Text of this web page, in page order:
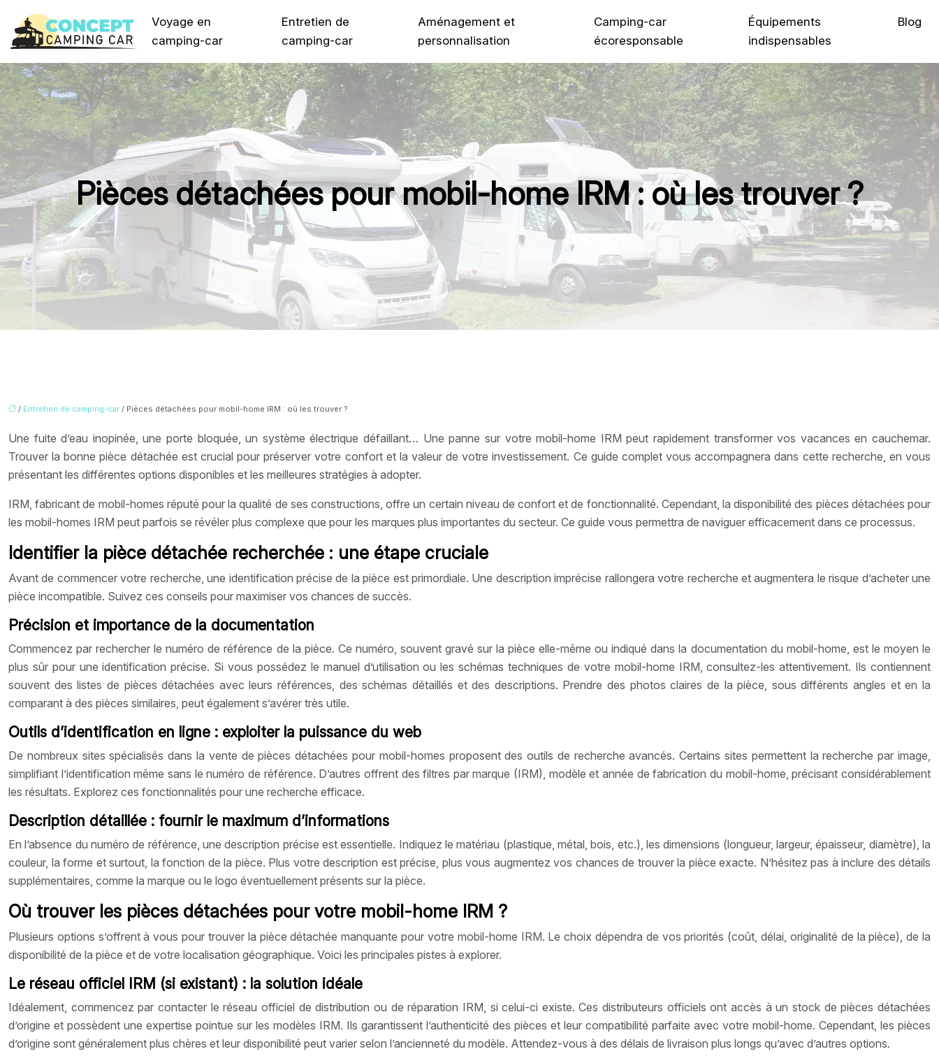
Voyage en
camping-car
Entretien de
camping-car
Aménagement et
personnalisation
Camping-car
écoresponsable
Équipements
indispensables
Blog
Pièces détachées pour mobil-home IRM : où les trouver ?
/ Entretien de camping-car / Pièces détachées pour mobil-home IRM : où les trouver ?
Une fuite d’eau inopinée, une porte bloquée, un système électrique défaillant… Une panne sur votre mobil-home IRM peut rapidement transformer vos vacances en cauchemar.
Trouver la bonne pièce détachée est crucial pour préserver votre confort et la valeur de votre investissement. Ce guide complet vous accompagnera dans cette recherche, en vous
présentant les différentes options disponibles et les meilleures stratégies à adopter.
IRM, fabricant de mobil-homes réputé pour la qualité de ses constructions, offre un certain niveau de confort et de fonctionnalité. Cependant, la disponibilité des pièces détachées pour
les mobil-homes IRM peut parfois se révéler plus complexe que pour les marques plus importantes du secteur. Ce guide vous permettra de naviguer efficacement dans ce processus.
Identifier la pièce détachée recherchée : une étape cruciale
Avant de commencer votre recherche, une identification précise de la pièce est primordiale. Une description imprécise rallongera votre recherche et augmentera le risque d’acheter une
pièce incompatible. Suivez ces conseils pour maximiser vos chances de succès.
Précision et importance de la documentation
Commencez par rechercher le numéro de référence de la pièce. Ce numéro, souvent gravé sur la pièce elle-même ou indiqué dans la documentation du mobil-home, est le moyen le
plus sûr pour une identification précise. Si vous possédez le manuel d’utilisation ou les schémas techniques de votre mobil-home IRM, consultez-les attentivement. Ils contiennent
souvent des listes de pièces détachées avec leurs références, des schémas détaillés et des descriptions. Prendre des photos claires de la pièce, sous différents angles et en la
comparant à des pièces similaires, peut également s’avérer très utile.
Outils d’identification en ligne : exploiter la puissance du web
De nombreux sites spécialisés dans la vente de pièces détachées pour mobil-homes proposent des outils de recherche avancés. Certains sites permettent la recherche par image,
simplifiant l’identification même sans le numéro de référence. D’autres offrent des filtres par marque (IRM), modèle et année de fabrication du mobil-home, précisant considérablement
les résultats. Explorez ces fonctionnalités pour une recherche efficace.
Description détaillée : fournir le maximum d’informations
En l’absence du numéro de référence, une description précise est essentielle. Indiquez le matériau (plastique, métal, bois, etc.), les dimensions (longueur, largeur, épaisseur, diamètre), la
couleur, la forme et surtout, la fonction de la pièce. Plus votre description est précise, plus vous augmentez vos chances de trouver la pièce exacte. N’hésitez pas à inclure des détails
supplémentaires, comme la marque ou le logo éventuellement présents sur la pièce.
Où trouver les pièces détachées pour votre mobil-home IRM ?
Plusieurs options s’offrent à vous pour trouver la pièce détachée manquante pour votre mobil-home IRM. Le choix dépendra de vos priorités (coût, délai, originalité de la pièce), de la
disponibilité de la pièce et de votre localisation géographique. Voici les principales pistes à explorer.
Le réseau officiel IRM (si existant) : la solution idéale
Idéalement, commencez par contacter le réseau officiel de distribution ou de réparation IRM, si celui-ci existe. Ces distributeurs officiels ont accès à un stock de pièces détachées
d’origine et possèdent une expertise pointue sur les modèles IRM. Ils garantissent l’authenticité des pièces et leur compatibilité parfaite avec votre mobil-home. Cependant, les pièces
d’origine sont généralement plus chères et leur disponibilité peut varier selon l’ancienneté du modèle. Attendez-vous à des délais de livraison plus longs qu’avec d’autres options.